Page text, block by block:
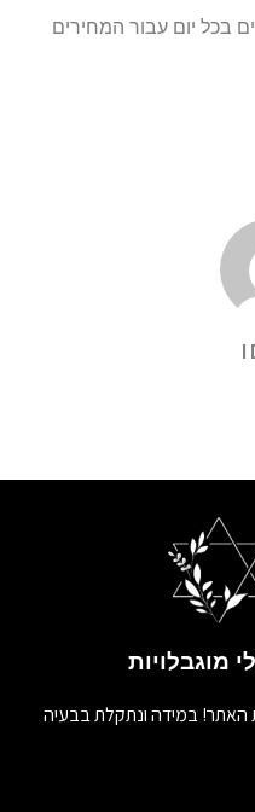
מיליון מוצרים בכל יום עבור המחירים
מוגבלויות
במידה ונתקלת בבעיה